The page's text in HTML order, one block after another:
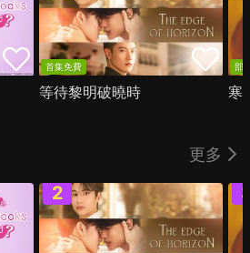
首集免費
等待黎明破曉時
部
寒
更多